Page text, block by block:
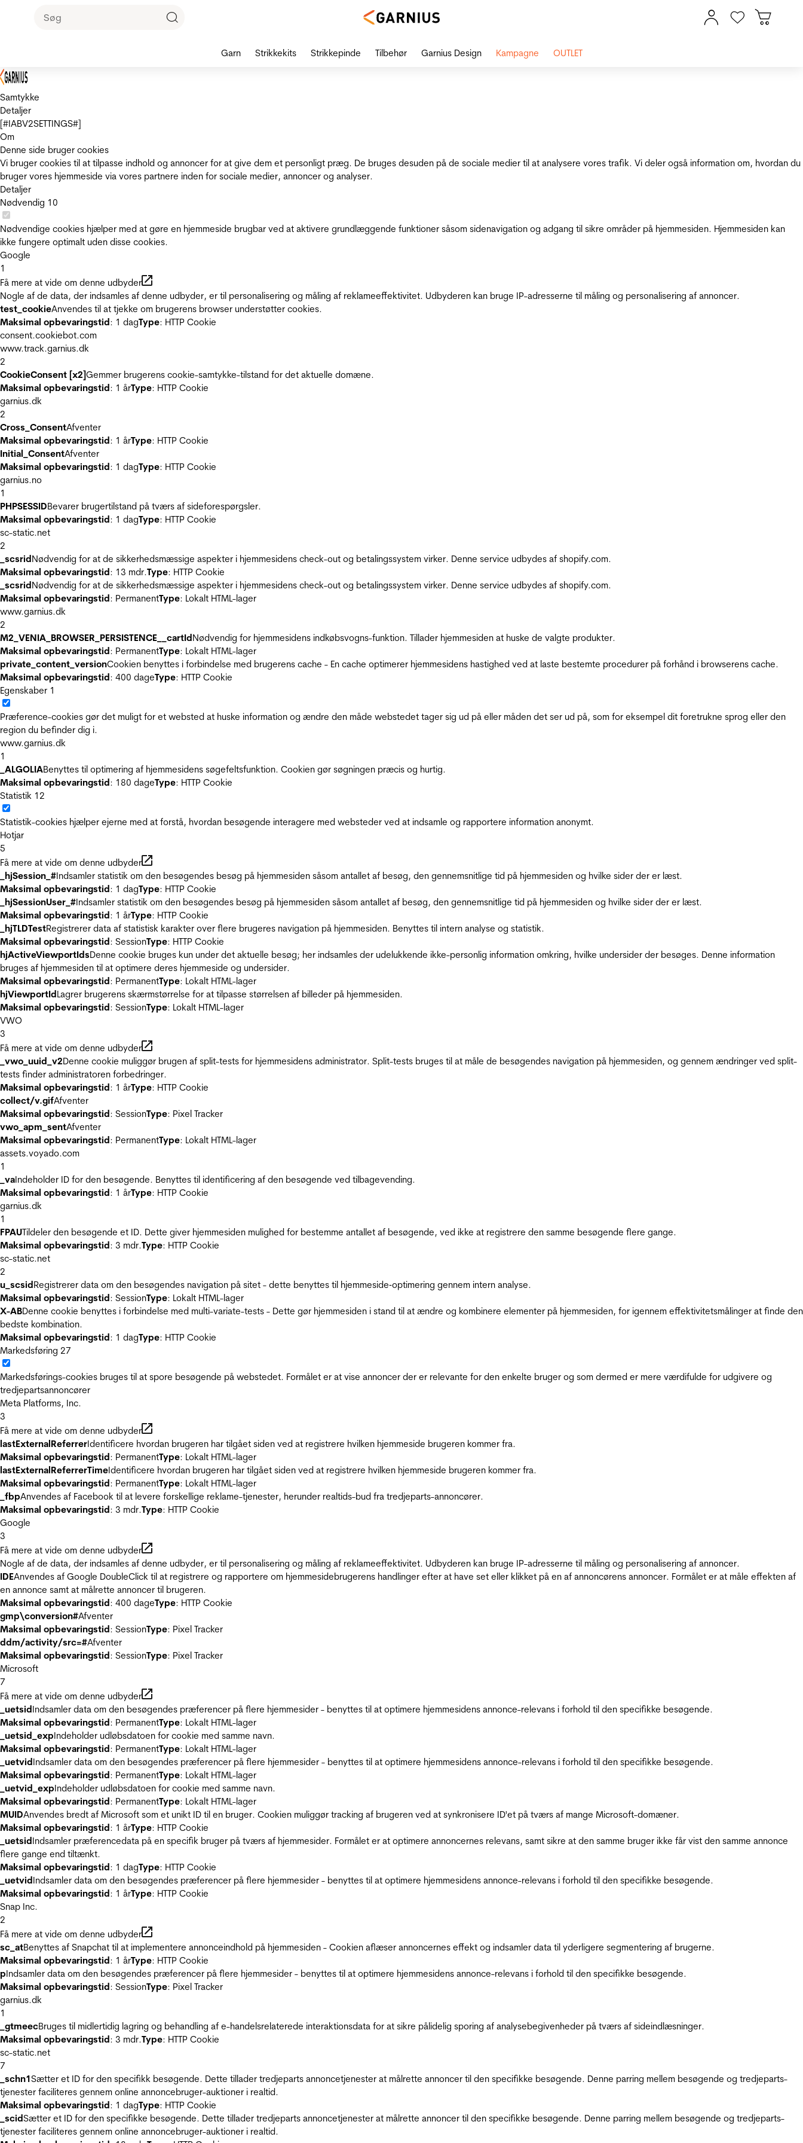
Samtykke
Detaljer
[#IABV2SETTINGS#]
Om
Denne side bruger cookies
Vi bruger cookies til at tilpasse indhold og annoncer for at give dem et personligt præg. De bruges desuden på de sociale medier til at analysere vores trafik. Vi deler også information om, hvordan du
bruger vores hjemmeside via vores partnere inden for sociale medier, annoncer og analyser.
Detaljer
Nødvendig 10
Nødvendige cookies hjælper med at gøre en hjemmeside brugbar ved at aktivere grundlæggende funktioner såsom sidenavigation og adgang til sikre områder på hjemmesiden. Hjemmesiden kan
ikke fungere optimalt uden disse cookies.
Google
1
Få mere at vide om denne udbyder
Nogle af de data, der indsamles af denne udbyder, er til personalisering og måling af reklameeffektivitet. Udbyderen kan bruge IP-adresserne til måling og personalisering af annoncer.
test_cookieAnvendes til at tjekke om brugerens browser understøtter cookies.
Maksimal opbevaringstid: 1 dagType: HTTP Cookie
consent.cookiebot.com
www.track.garnius.dk
2
CookieConsent [x2]Gemmer brugerens cookie-samtykke-tilstand for det aktuelle domæne.
Maksimal opbevaringstid: 1 årType: HTTP Cookie
garnius.dk
2
Cross_ConsentAfventer
Maksimal opbevaringstid: 1 årType: HTTP Cookie
Initial_ConsentAfventer
Maksimal opbevaringstid: 1 dagType: HTTP Cookie
garnius.no
1
PHPSESSIDBevarer brugertilstand på tværs af sideforespørgsler.
Maksimal opbevaringstid: 1 dagType: HTTP Cookie
sc-static.net
2
_scsridNødvendig for at de sikkerhedsmæssige aspekter i hjemmesidens check-out og betalingssystem virker. Denne service udbydes af shopify.com.
Maksimal opbevaringstid: 13 mdr.Type: HTTP Cookie
_scsridNødvendig for at de sikkerhedsmæssige aspekter i hjemmesidens check-out og betalingssystem virker. Denne service udbydes af shopify.com.
Maksimal opbevaringstid: PermanentType: Lokalt HTML-lager
www.garnius.dk
2
M2_VENIA_BROWSER_PERSISTENCE__cartIdNødvendig for hjemmesidens indkøbsvogns-funktion. Tillader hjemmesiden at huske de valgte produkter.
Maksimal opbevaringstid: PermanentType: Lokalt HTML-lager
private_content_versionCookien benyttes i forbindelse med brugerens cache - En cache optimerer hjemmesidens hastighed ved at laste bestemte procedurer på forhånd i browserens cache.
Maksimal opbevaringstid: 400 dageType: HTTP Cookie
Egenskaber 1
Præference-cookies gør det muligt for et websted at huske information og ændre den måde webstedet tager sig ud på eller måden det ser ud på, som for eksempel dit foretrukne sprog eller den
region du befinder dig i.
www.garnius.dk
1
_ALGOLIABenyttes til optimering af hjemmesidens søgefeltsfunktion. Cookien gør søgningen præcis og hurtig.
Maksimal opbevaringstid: 180 dageType: HTTP Cookie
Statistik 12
Statistik-cookies hjælper ejerne med at forstå, hvordan besøgende interagere med websteder ved at indsamle og rapportere information anonymt.
Hotjar
5
Få mere at vide om denne udbyder
_hjSession_#Indsamler statistik om den besøgendes besøg på hjemmesiden såsom antallet af besøg, den gennemsnitlige tid på hjemmesiden og hvilke sider der er læst.
Maksimal opbevaringstid: 1 dagType: HTTP Cookie
_hjSessionUser_#Indsamler statistik om den besøgendes besøg på hjemmesiden såsom antallet af besøg, den gennemsnitlige tid på hjemmesiden og hvilke sider der er læst.
Maksimal opbevaringstid: 1 årType: HTTP Cookie
_hjTLDTestRegistrerer data af statistisk karakter over flere brugeres navigation på hjemmesiden. Benyttes til intern analyse og statistik.
Maksimal opbevaringstid: SessionType: HTTP Cookie
hjActiveViewportIdsDenne cookie bruges kun under det aktuelle besøg; her indsamles der udelukkende ikke-personlig information omkring, hvilke undersider der besøges. Denne information
bruges af hjemmesiden til at optimere deres hjemmeside og undersider.
Maksimal opbevaringstid: PermanentType: Lokalt HTML-lager
hjViewportIdLagrer brugerens skærmstørrelse for at tilpasse størrelsen af billeder på hjemmesiden.
Maksimal opbevaringstid: SessionType: Lokalt HTML-lager
VWO
3
Få mere at vide om denne udbyder
_vwo_uuid_v2Denne cookie muliggør brugen af split-tests for hjemmesidens administrator. Split-tests bruges til at måle de besøgendes navigation på hjemmesiden, og gennem ændringer ved split-
tests finder administratoren forbedringer.
Maksimal opbevaringstid: 1 årType: HTTP Cookie
collect/v.gifAfventer
Maksimal opbevaringstid: SessionType: Pixel Tracker
vwo_apm_sentAfventer
Maksimal opbevaringstid: PermanentType: Lokalt HTML-lager
assets.voyado.com
1
_vaIndeholder ID for den besøgende. Benyttes til identificering af den besøgende ved tilbagevending.
Maksimal opbevaringstid: 1 årType: HTTP Cookie
garnius.dk
1
FPAUTildeler den besøgende et ID. Dette giver hjemmesiden mulighed for bestemme antallet af besøgende, ved ikke at registrere den samme besøgende flere gange.
Maksimal opbevaringstid: 3 mdr.Type: HTTP Cookie
sc-static.net
2
u_scsidRegistrerer data om den besøgendes navigation på sitet - dette benyttes til hjemmeside‐optimering gennem intern analyse.
Maksimal opbevaringstid: SessionType: Lokalt HTML-lager
X-ABDenne cookie benyttes i forbindelse med multi-variate-tests - Dette gør hjemmesiden i stand til at ændre og kombinere elementer på hjemmesiden, for igennem effektivitetsmålinger at finde den
bedste kombination.
Maksimal opbevaringstid: 1 dagType: HTTP Cookie
Markedsføring 27
Markedsførings-cookies bruges til at spore besøgende på webstedet. Formålet er at vise annoncer der er relevante for den enkelte bruger og som dermed er mere værdifulde for udgivere og
tredjepartsannoncører
Meta Platforms, Inc.
3
Få mere at vide om denne udbyder
lastExternalReferrerIdentificere hvordan brugeren har tilgået siden ved at registrere hvilken hjemmeside brugeren kommer fra.
Maksimal opbevaringstid: PermanentType: Lokalt HTML-lager
lastExternalReferrerTimeIdentificere hvordan brugeren har tilgået siden ved at registrere hvilken hjemmeside brugeren kommer fra.
Maksimal opbevaringstid: PermanentType: Lokalt HTML-lager
_fbpAnvendes af Facebook til at levere forskellige reklame-tjenester, herunder realtids-bud fra tredjeparts-annoncører.
Maksimal opbevaringstid: 3 mdr.Type: HTTP Cookie
Google
3
Få mere at vide om denne udbyder
Nogle af de data, der indsamles af denne udbyder, er til personalisering og måling af reklameeffektivitet. Udbyderen kan bruge IP-adresserne til måling og personalisering af annoncer.
IDEAnvendes af Google DoubleClick til at registrere og rapportere om hjemmesidebrugerens handlinger efter at have set eller klikket på en af annoncørens annoncer. Formålet er at måle effekten af
en annonce samt at målrette annoncer til brugeren.
Maksimal opbevaringstid: 400 dageType: HTTP Cookie
gmp\conversion#Afventer
Maksimal opbevaringstid: SessionType: Pixel Tracker
ddm/activity/src=#Afventer
Maksimal opbevaringstid: SessionType: Pixel Tracker
Microsoft
7
Få mere at vide om denne udbyder
_uetsidIndsamler data om den besøgendes præferencer på flere hjemmesider - benyttes til at optimere hjemmesidens annonce-relevans i forhold til den specifikke besøgende.
Maksimal opbevaringstid: PermanentType: Lokalt HTML-lager
_uetsid_expIndeholder udløbsdatoen for cookie med samme navn.
Maksimal opbevaringstid: PermanentType: Lokalt HTML-lager
_uetvidIndsamler data om den besøgendes præferencer på flere hjemmesider - benyttes til at optimere hjemmesidens annonce-relevans i forhold til den specifikke besøgende.
Maksimal opbevaringstid: PermanentType: Lokalt HTML-lager
_uetvid_expIndeholder udløbsdatoen for cookie med samme navn.
Maksimal opbevaringstid: PermanentType: Lokalt HTML-lager
MUIDAnvendes bredt af Microsoft som et unikt ID til en bruger. Cookien muliggør tracking af brugeren ved at synkronisere ID'et på tværs af mange Microsoft-domæner.
Maksimal opbevaringstid: 1 årType: HTTP Cookie
_uetsidIndsamler præferencedata på en specifik bruger på tværs af hjemmesider. Formålet er at optimere annoncernes relevans, samt sikre at den samme bruger ikke får vist den samme annonce
flere gange end tiltænkt.
Maksimal opbevaringstid: 1 dagType: HTTP Cookie
_uetvidIndsamler data om den besøgendes præferencer på flere hjemmesider - benyttes til at optimere hjemmesidens annonce-relevans i forhold til den specifikke besøgende.
Maksimal opbevaringstid: 1 årType: HTTP Cookie
Snap Inc.
2
Få mere at vide om denne udbyder
sc_atBenyttes af Snapchat til at implementere annonceindhold på hjemmesiden - Cookien aflæser annoncernes effekt og indsamler data til yderligere segmentering af brugerne.
Maksimal opbevaringstid: 1 årType: HTTP Cookie
pIndsamler data om den besøgendes præferencer på flere hjemmesider - benyttes til at optimere hjemmesidens annonce-relevans i forhold til den specifikke besøgende.
Maksimal opbevaringstid: SessionType: Pixel Tracker
garnius.dk
1
_gtmeecBruges til midlertidig lagring og behandling af e-handelsrelaterede interaktionsdata for at sikre pålidelig sporing af analysebegivenheder på tværs af sideindlæsninger.
Maksimal opbevaringstid: 3 mdr.Type: HTTP Cookie
sc-static.net
7
_schn1Sætter et ID for den specifikk besøgende. Dette tillader tredjeparts annoncetjenester at målrette annoncer til den specifikke besøgende. Denne parring mellem besøgende og tredjeparts-
tjenester faciliteres gennem online annoncebruger-auktioner i realtid.
Maksimal opbevaringstid: 1 dagType: HTTP Cookie
_scidSætter et ID for den specifikke besøgende. Dette tillader tredjeparts annoncetjenester at målrette annoncer til den specifikke besøgende. Denne parring mellem besøgende og tredjeparts-
tjenester faciliteres gennem online annoncebruger-auktioner i realtid.
Garn Strikkekits Strikkepinde Tilbehør Garnius Design Kampagne OUTLET